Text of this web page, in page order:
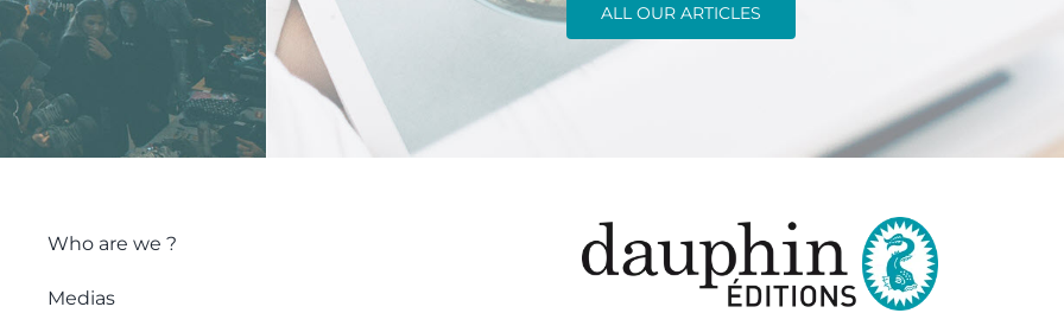
ALL OUR ARTICLES
Who are we ?
Medias